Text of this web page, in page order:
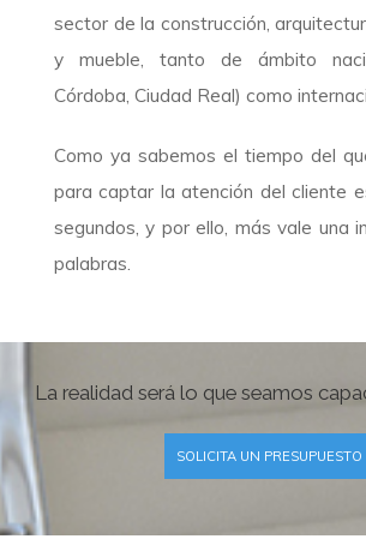
sector de la construcción,
y mueble, tanto de ámbito
Córdoba, Ciudad Real) como
Como ya sabemos el tiempo del
para captar la atención del cliente
segundos, y por ello, más vale una
palabras.
La realidad será lo que seamos
SOLICITA UN PRESUPUESTO